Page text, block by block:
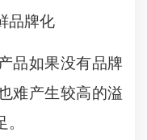
品牌化
品如果没有品牌
难产生较高的溢